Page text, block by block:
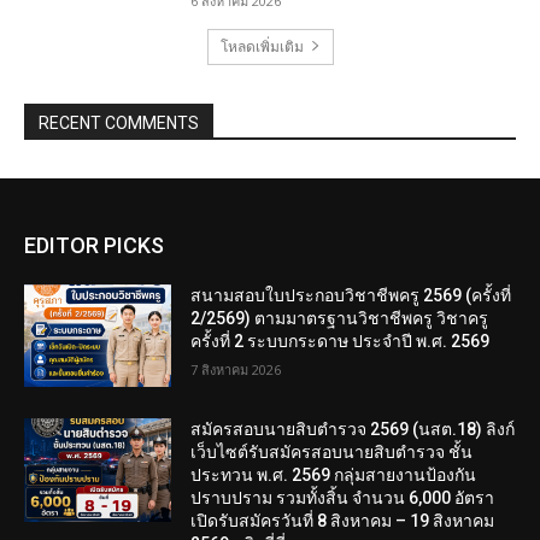
โหลดเพิ่มเติม
RECENT COMMENTS
EDITOR PICKS
สนามสอบใบประกอบวิชาชีพครู 2569 (ครั้งที่
2/2569) ตามมาตรฐานวิชาชีพครู วิชาครู
ครั้งที่ 2 ระบบกระดาษ ประจำปี พ.ศ. 2569
7 สิงหาคม 2026
สมัครสอบนายสิบตำรวจ 2569 (นสต.18) ลิงก์
เว็บไซต์รับสมัครสอบนายสิบตำรวจ ชั้น
ประทวน พ.ศ. 2569 กลุ่มสายงานป้องกัน
ปราบปราม รวมทั้งสิ้น จำนวน 6,000 อัตรา
เปิดรับสมัครวันที่ 8 สิงหาคม – 19 สิงหาคม